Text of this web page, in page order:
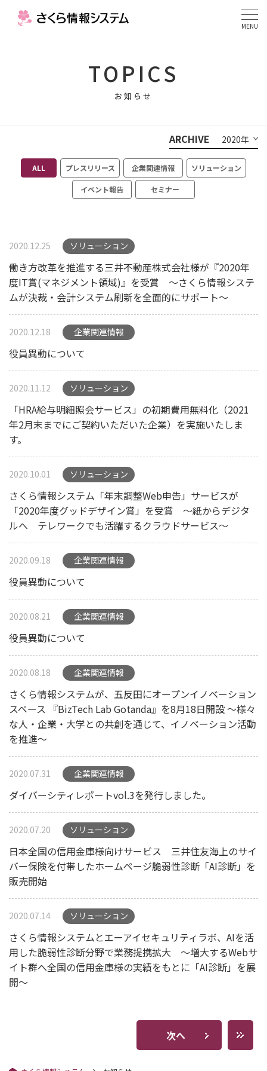
MENU
TOPICS
お知らせ
ARCHIVE 2020年
ALL プレスリリース 企業関連情報 ソリューション
イベント報告 セミナー
2020.12.25 ソリューション
働き方改革を推進する三井不動産株式会社様が『2020年
度IT賞(マネジメント領域)』を受賞 ～さくら情報システ
ムが決裁・会計システム刷新を全面的にサポート～
2020.12.18 企業関連情報
役員異動について
2020.11.12 ソリューション
「HRA給与明細照会サービス」の初期費用無料化（2021
年2月末までにご契約いただいた企業）を実施いたしま
す。
2020.10.01 ソリューション
さくら情報システム「年末調整Web申告」サービスが
「2020年度グッドデザイン賞」を受賞 ～紙からデジタ
ルへ テレワークでも活躍するクラウドサービス～
2020.09.18 企業関連情報
役員異動について
2020.08.21 企業関連情報
役員異動について
2020.08.18 企業関連情報
さくら情報システムが、五反田にオープンイノベーション
スペース 『BizTech Lab Gotanda』を8月18日開設 ～様々
な人・企業・大学との共創を通じて、イノベーション活動
を推進～
2020.07.31 企業関連情報
ダイバーシティレポートvol.3を発行しました。
2020.07.20 ソリューション
日本全国の信用金庫様向けサービス 三井住友海上のサイ
バー保険を付帯したホームページ脆弱性診断「AI診断」を
販売開始
2020.07.14 ソリューション
さくら情報システムとエーアイセキュリティラボ、AIを活
用した脆弱性診断分野で業務提携拡大 ～増大するWebサ
イト群へ全国の信用金庫様の実績をもとに「AI診断」を展
開～
次へ